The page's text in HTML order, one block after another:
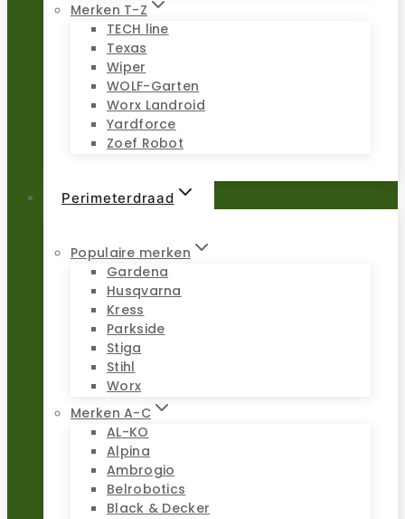
Merken T-Z
TECH line
Texas
Wiper
WOLF-Garten
Worx Landroid
Yardforce
Zoef Robot
Perimeterdraad
Populaire merken
Gardena
Husqvarna
Kress
Parkside
Stiga
Stihl
Worx
Merken A-C
AL-KO
Alpina
Ambrogio
Belrobotics
Black & Decker